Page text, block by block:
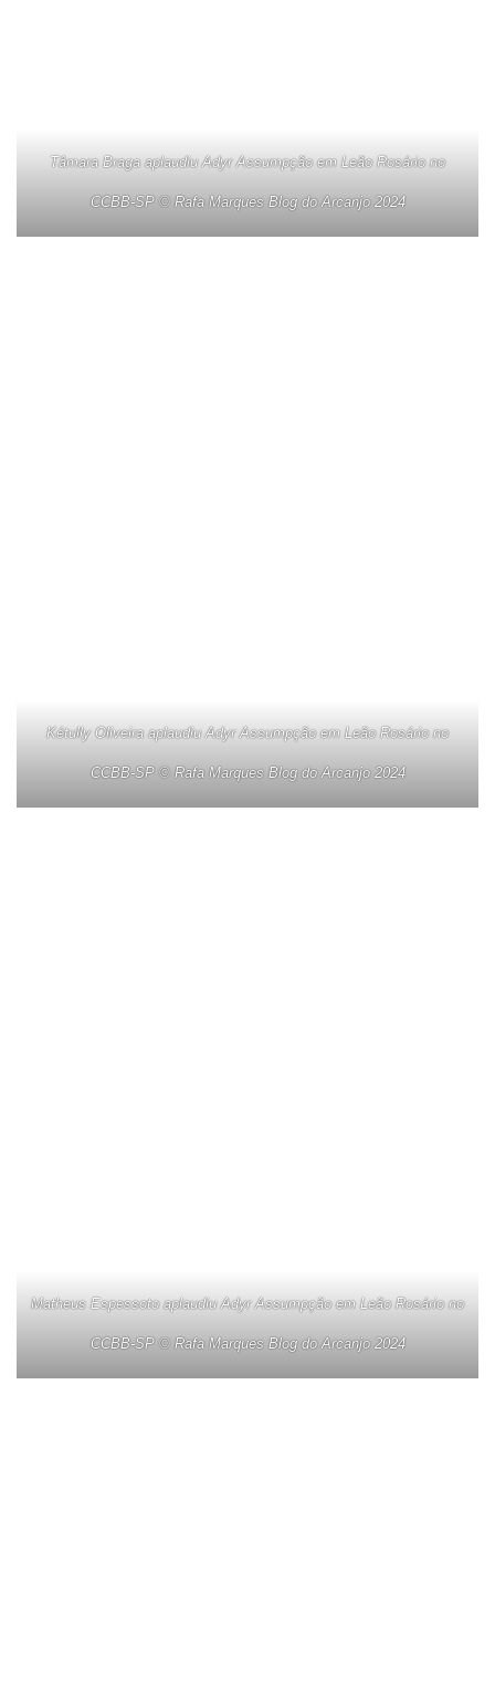
Tâmara Braga aplaudiu Adyr Assumpção em Leão Rosário no
CCBB-SP © Rafa Marques Blog do Arcanjo 2024
Kétully Oliveira aplaudiu Adyr Assumpção em Leão Rosário no
CCBB-SP © Rafa Marques Blog do Arcanjo 2024
Matheus Espessoto aplaudiu Adyr Assumpção em Leão Rosário no
CCBB-SP © Rafa Marques Blog do Arcanjo 2024